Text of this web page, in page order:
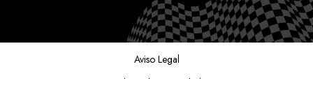
Aviso Legal
Política de Privacidad